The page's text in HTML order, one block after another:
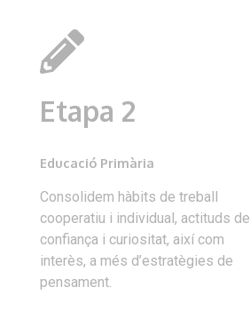
Etapa 2
Educació Primària
Consolidem hàbits de treball
cooperatiu i individual, actituds de
confiança i curiositat, així com
interès, a més d’estratègies de
pensament.